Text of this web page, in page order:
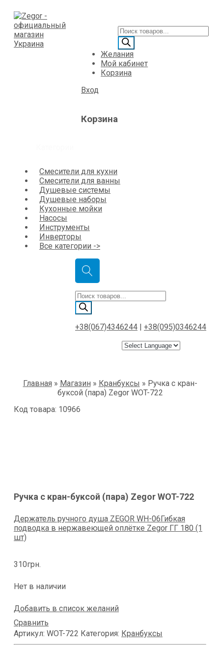
Желания
Мой кабинет
Корзина
Вход
Корзина
Смесители для кухни
Смесители для ванны
Душевые системы
Душевые наборы
Кухонные мойки
Насосы
Инструменты
Инверторы
Все категории ->
Поиск
товаров
+38(067)4346244 +38(095)0346244
Главная » Магазин » Кранбуксы » Ручка с кран-
буксой (пара) Zegor WOT-722
Код товара: 10966
Ручка с кран-буксой (пара) Zegor WOT-722
Держатель ручного душа ZEGOR WH-06Гибкая
подводка в нержавеющей оплётке Zegor ГГ 180 (1
шт)
310грн.
Нет в наличии
Добавить в список желаний
Сравнить
Артикул: WOT-722 Категория: Кранбуксы